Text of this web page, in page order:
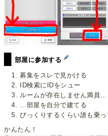
部屋に参加する
募集をスレで見かける
ID検索にIDをシュー
ルームが存在しません満員…
…部屋を自分で建てる
びっくりするくらい誰も乗
かんたん！